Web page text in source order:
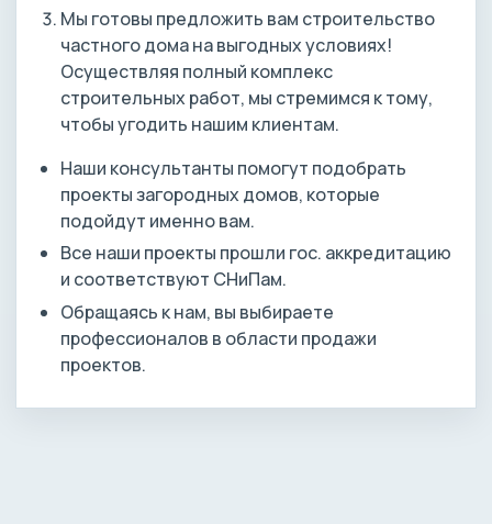
Мы готовы предложить вам строительство
частного дома на выгодных условиях!
Осуществляя полный комплекс
строительных работ, мы стремимся к тому,
чтобы угодить нашим клиентам.
Наши консультанты помогут подобрать
проекты загородных домов, которые
подойдут именно вам.
Все наши проекты прошли гос. аккредитацию
и соответствуют СНиПам.
Обращаясь к нам, вы выбираете
профессионалов в области продажи
проектов.